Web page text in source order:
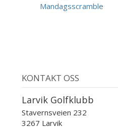
Mandagsscramble
KONTAKT OSS
Larvik Golfklubb
Stavernsveien 232
3267 Larvik